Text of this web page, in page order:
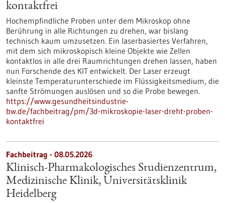
kontaktfrei
Hochempfindliche Proben unter dem Mikroskop ohne
Berührung in alle Richtungen zu drehen, war bislang
technisch kaum umzusetzen. Ein laserbasiertes Verfahren,
mit dem sich mikroskopisch kleine Objekte wie Zellen
kontaktlos in alle drei Raumrichtungen drehen lassen, haben
nun Forschende des KIT entwickelt. Der Laser erzeugt
kleinste Temperaturunterschiede im Flüssigkeitsmedium, die
sanfte Strömungen auslösen und so die Probe bewegen.
https://www.gesundheitsindustrie-
bw.de/fachbeitrag/pm/3d-mikroskopie-laser-dreht-proben-
kontaktfrei
Fachbeitrag - 08.05.2026
Klinisch-Pharmakologisches Studienzentrum,
Medizinische Klinik, Universitätsklinik
Heidelberg